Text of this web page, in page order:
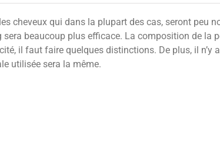
cheveux qui dans la plupart des cas, seront peu
beaucoup plus efficace. La composition de la
il faut faire quelques distinctions. De plus, il n’y
utilisée sera la même.